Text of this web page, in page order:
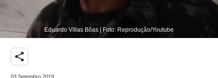
Eduardo Villas Bôas | Foto: Reprodução/Youtube
share
03 Setembro 2019